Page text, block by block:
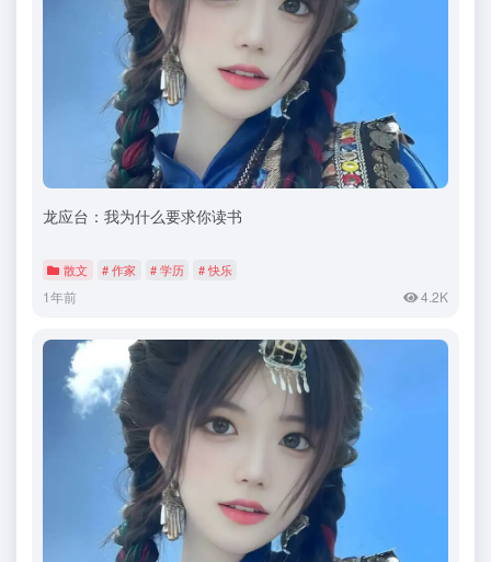
龙应台：我为什么要求你读书
散文 # 作家 # 学历 # 快乐
1年前 4.2K